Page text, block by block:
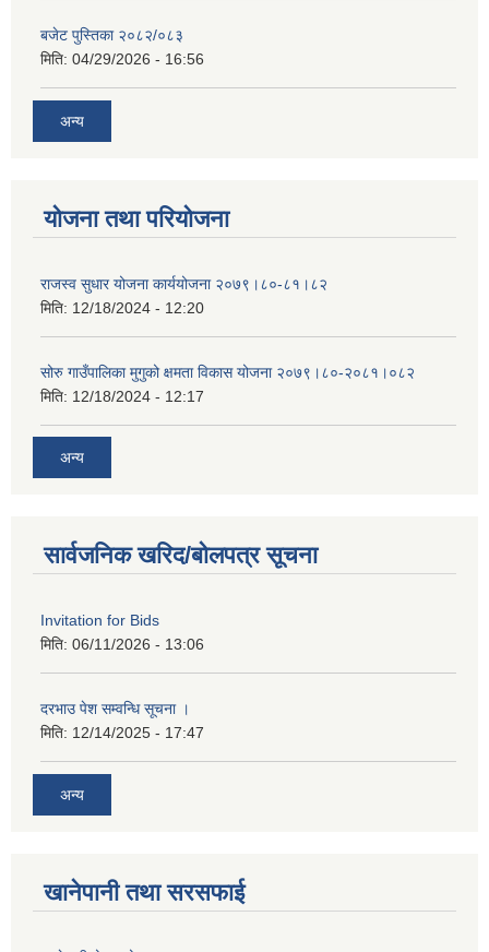
बजेट पुस्तिका २०८२/०८३
मिति: 04/29/2026 - 16:56
अन्य
योजना तथा परियोजना
राजस्व सुधार योजना कार्ययोजना २०७९।८०-८१।८२
मिति: 12/18/2024 - 12:20
सोरु गाउँपालिका मुगुको क्षमता विकास योजना २०७९।८०-२०८१।०८२
मिति: 12/18/2024 - 12:17
अन्य
सार्वजनिक खरिद/बोलपत्र सूचना
Invitation for Bids
मिति: 06/11/2026 - 13:06
दरभाउ पेश सम्वन्धि सूचना ।
मिति: 12/14/2025 - 17:47
अन्य
खानेपानी तथा सरसफाई